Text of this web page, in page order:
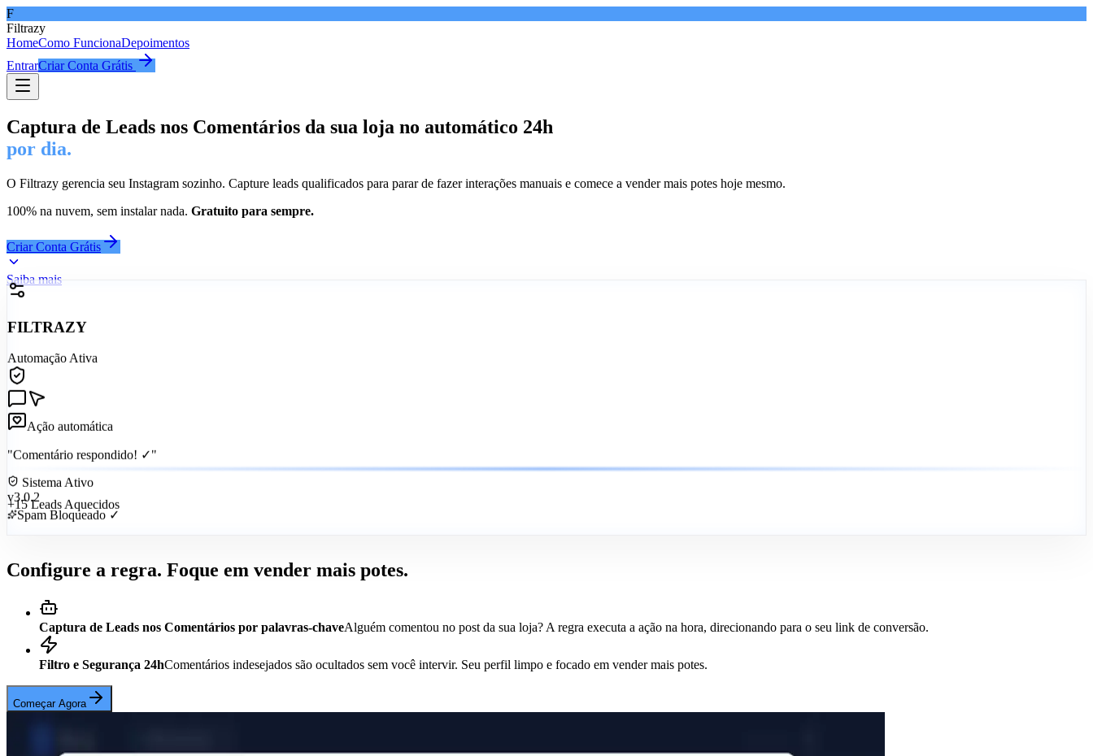
F
Filtrazy
HomeComo FuncionaDepoimentos
EntrarCriar Conta Grátis
Captura de Leads nos Comentários da sua loja no automático 24h
por dia.
O Filtrazy gerencia seu Instagram sozinho. Capture leads qualificados para parar de fazer interações manuais e comece a vender mais potes hoje mesmo.
100% na nuvem, sem instalar nada. Gratuito para sempre.
Criar Conta Grátis
Saiba mais
FILTRAZY
Automação Ativa
Ação automática
"Comentário respondido! ✓"
Sistema Ativo
v3.0.2
+15 Leads Aquecidos
Configure a regra. Foque em vender mais potes.
Captura de Leads nos Comentários por palavras-chaveAlguém comentou no post da sua loja? A regra executa a ação na hora, direcionando para o seu link de conversão.
Filtro e Segurança 24hComentários indesejados são ocultados sem você intervir. Seu perfil limpo e focado em vender mais potes.
Começar Agora